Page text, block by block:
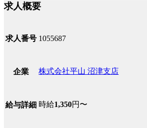
求人概要
求人番号 1055687
企業 株式会社平山 沼津支店
給与詳細 時給1,350円〜